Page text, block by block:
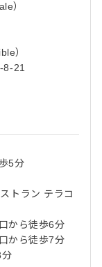
）
）
8-21
5分
トラン テラコ
から徒歩6分
から徒歩7分
分